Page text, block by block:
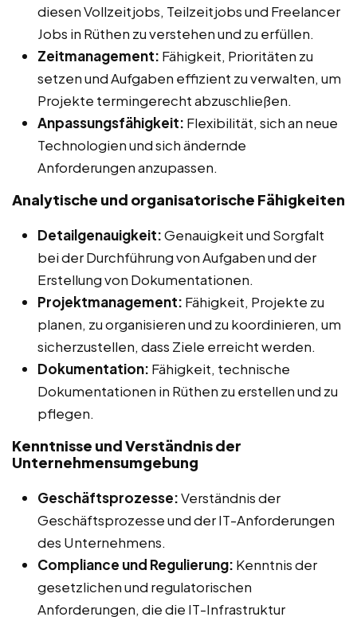
diesen Vollzeitjobs, Teilzeitjobs und Freelancer
Jobs in Rüthen zu verstehen und zu erfüllen.
Zeitmanagement: Fähigkeit, Prioritäten zu
setzen und Aufgaben effizient zu verwalten, um
Projekte termingerecht abzuschließen.
Anpassungsfähigkeit: Flexibilität, sich an neue
Technologien und sich ändernde
Anforderungen anzupassen.
Analytische und organisatorische Fähigkeiten
Detailgenauigkeit:Genauigkeit und Sorgfalt
bei der Durchführung von Aufgaben und der
Erstellung von Dokumentationen.
Projektmanagement: Fähigkeit, Projekte zu
planen, zu organisieren und zu koordinieren, um
sicherzustellen, dass Ziele erreicht werden.
Dokumentation: Fähigkeit, technische
Dokumentationen in Rüthen zu erstellen und zu
pflegen.
Kenntnisse und Verständnis der
Unternehmensumgebung
Geschäftsprozesse:Verständnis der
Geschäftsprozesse und der IT-Anforderungen
des Unternehmens.
Compliance und Regulierung: Kenntnis der
gesetzlichen und regulatorischen
Anforderungen, die die IT-Infrastruktur